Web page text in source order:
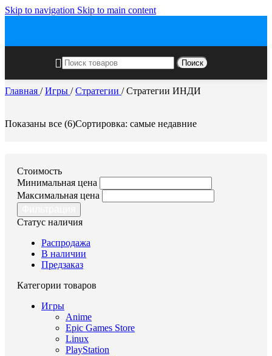
Skip to navigation Skip to main content
Поиск
Главная / Игры / Стратегии / Стратегии ИНДИ
Показаны все (6)Сортировка: самые недавние
Стоимость
Минимальная цена
Максимальная цена
Статус наличия
Распродажа
В наличии
Предзаказ
Категории товаров
Игры
Anime
Epic Games Store
Linux
PlayStation